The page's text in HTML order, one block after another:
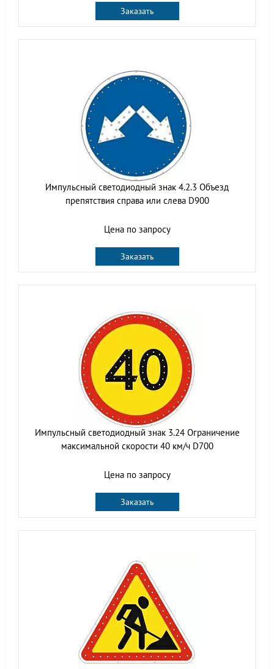
Заказать
Импульсный светодиодный знак 4.2.3 Объезд
препятствия справа или слева D900
Цена по запросу
Заказать
Импульсный светодиодный знак 3.24 Ограничение
максимальной скорости 40 км/ч D700
Цена по запросу
Заказать